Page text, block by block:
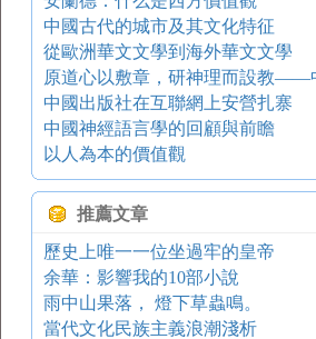
中國古代的城市及其文化特征
從歐洲華文文學到海外華文文學
中國出版社在互聯網上安營扎寨
中國神經語言學的回顧與前瞻
以人為本的價值觀
推薦文章
歷史上唯一一位坐過牢的皇帝
余華：影響我的10部小說
雨中山果落， 燈下草蟲鳴。
當代文化民族主義浪潮淺析